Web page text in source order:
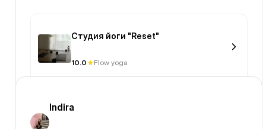
Студия йоги "Reset"
10.0 Flow yoga
Indira